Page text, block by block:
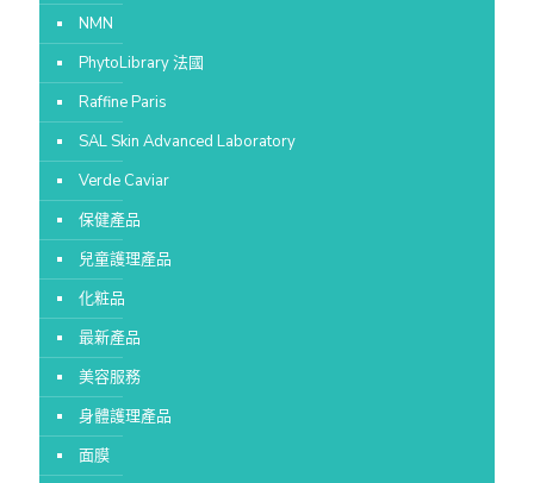
NMN
PhytoLibrary 法國
Raffine Paris
SAL Skin Advanced Laboratory
Verde Caviar
保健產品
兒童護理產品
化粧品
最新產品
美容服務
身體護理產品
面膜